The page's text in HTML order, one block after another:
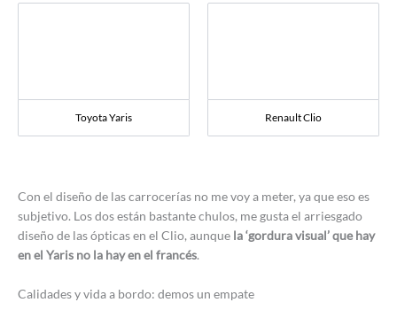
Toyota Yaris Renault Clio
Con el diseño de las carrocerías no me voy a meter, ya que eso es
subjetivo. Los dos están bastante chulos, me gusta el arriesgado
diseño de las ópticas en el Clio, aunque la ‘gordura visual’ que hay
en el Yaris no la hay en el francés.
Calidades y vida a bordo: demos un empate